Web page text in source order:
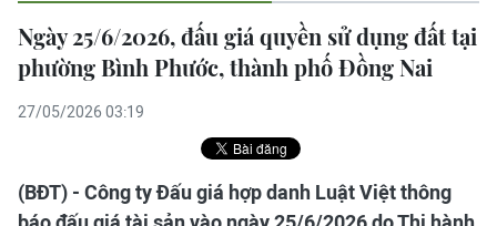
Ngày 25/6/2026, đấu giá quyền sử dụng đất tại
phường Bình Phước, thành phố Đồng Nai
27/05/2026 03:19
(BĐT) - Công ty Đấu giá hợp danh Luật Việt thông